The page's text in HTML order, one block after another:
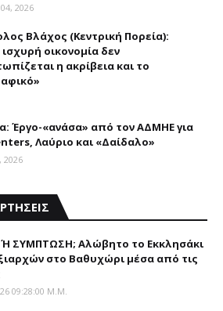
2026
Βλάχος (Κεντρική Πορεία):
οικονομία δεν
η ακρίβεια και το
Έργο-«ανάσα» από τον ΑΔΜΗΕ για
Λαύριο και «Δαίδαλο»
2026
ΣΥΜΠΤΩΣΗ; Aλώβητο το Eκκλησάκι
στο Bαθυχώρι μέσα από τις
09:28:00 Μ.μ.